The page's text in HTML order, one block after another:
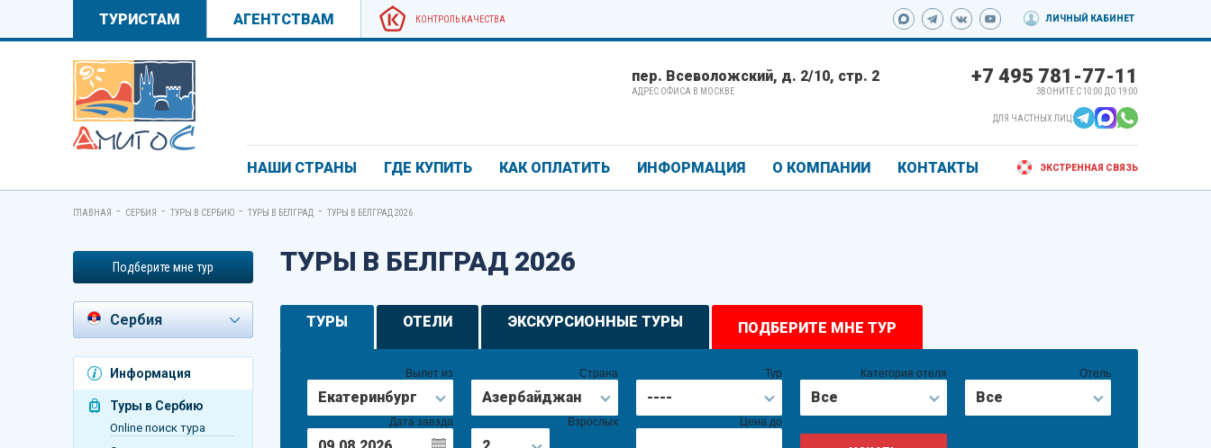
ТУРИСТАМ АГЕНТСТВАМ КОНТРОЛЬ КАЧЕСТВА ЛИЧНЫЙ КАБИНЕТ
пер. Всеволожский, д. 2/10, стр. 2
АДРЕС ОФИСА В МОСКВЕ
+7 495 781-77-11
ЗВОНИТЕ С 10:00 ДО 19:00
ДЛЯ ЧАСТНЫХ ЛИЦ:
НАШИ СТРАНЫ ГДЕ КУПИТЬ КАК ОПЛАТИТЬ ИНФОРМАЦИЯ О КОМПАНИИ КОНТАКТЫ ЭКСТРЕННАЯ СВЯЗЬ
ГЛАВНАЯ - СЕРБИЯ - ТУРЫ В СЕРБИЮ - ТУРЫ В БЕЛГРАД - ТУРЫ В БЕЛГРАД 2026
Подберите мне тур
Сербия
Азербайджан
Информация
Туры в Сербию
Online поиск тура
ТУРЫ В БЕЛГРАД 2026
ТУРЫ ОТЕЛИ ЭКСКУРСИОННЫЕ ТУРЫ ПОДБЕРИТЕ МНЕ ТУР
Вылет из
Екатеринбург
Страна
Азербайджан
Тур
----
Категория отеля
Все
Отель
Все
Дата заезда Взрослых Цена до